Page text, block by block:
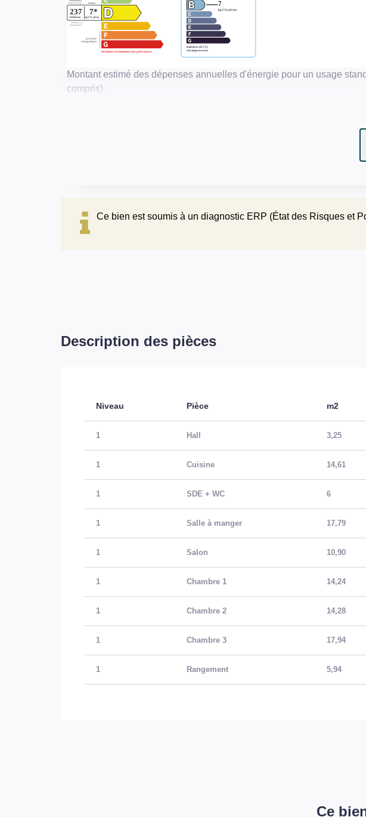
Montant estimé des dépenses annuelles d'énergie pour un usage
compris).
Ce bien est soumis à un diagnostic ERP (État des Risques et
Description des pièces
Niveau Pièce m2
1 Hall 3,25
1 Cuisine 14,61
1 SDE + WC 6
1 Salle à manger 17,79
1 Salon 10,90
1 Chambre 1 14,24
1 Chambre 2 14,28
1 Chambre 3 17,94
1 Rangement 5,94
Ce